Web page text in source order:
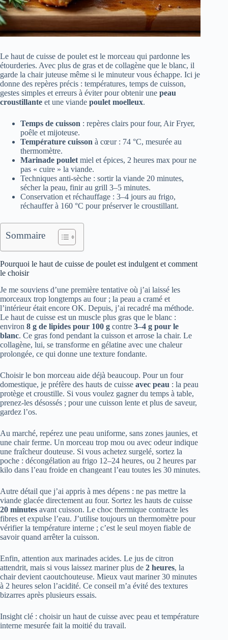
Le haut de cuisse de poulet est le morceau qui pardonne les
étourderies. Avec plus de gras et de collagène que le blanc, il
garde la chair juteuse même si le minuteur vous échappe. Ici je
donne des repères précis : températures, temps de cuisson,
gestes simples et erreurs à éviter pour obtenir une peau
croustillante et une viande poulet moelleux.
Temps de cuisson : repères clairs pour four, Air Fryer,
poêle et mijoteuse.
Température cuisson à cœur : 74 °C, mesurée au
thermomètre.
Marinade poulet miel et épices, 2 heures max pour ne
pas « cuire » la viande.
Techniques anti-sèche : sortir la viande 20 minutes,
sécher la peau, finir au grill 3–5 minutes.
Conservation et réchauffage : 3–4 jours au frigo,
réchauffer à 160 °C pour préserver le croustillant.
Sommaire
Pourquoi le haut de cuisse de poulet est indulgent et comment
le choisir
Je me souviens d’une première tentative où j’ai laissé les
morceaux trop longtemps au four ; la peau a cramé et
l’intérieur était encore OK. Depuis, j’ai recadré ma méthode.
Le haut de cuisse est un muscle plus gras que le blanc :
environ 8 g de lipides pour 100 g contre 3–4 g pour le
blanc. Ce gras fond pendant la cuisson et arrose la chair. Le
collagène, lui, se transforme en gélatine avec une chaleur
prolongée, ce qui donne une texture fondante.
Choisir le bon morceau aide déjà beaucoup. Pour un four
domestique, je préfère des hauts de cuisse avec peau : la peau
protège et croustille. Si vous voulez gagner du temps à table,
prenez-les désossés ; pour une cuisson lente et plus de saveur,
gardez l’os.
Au marché, repérez une peau uniforme, sans zones jaunies, et
une chair ferme. Un morceau trop mou ou avec odeur indique
une fraîcheur douteuse. Si vous achetez surgelé, sortez la
poche : décongélation au frigo 12–24 heures, ou 2 heures par
kilo dans l’eau froide en changeant l’eau toutes les 30 minutes.
Autre détail que j’ai appris à mes dépens : ne pas mettre la
viande glacée directement au four. Sortez les hauts de cuisse
20 minutes avant cuisson. Le choc thermique contracte les
fibres et expulse l’eau. J’utilise toujours un thermomètre pour
vérifier la température interne ; c’est le seul moyen fiable de
savoir quand arrêter la cuisson.
Enfin, attention aux marinades acides. Le jus de citron
attendrit, mais si vous laissez mariner plus de 2 heures, la
chair devient caoutchouteuse. Mieux vaut mariner 30 minutes
à 2 heures selon l’acidité. Ce conseil m’a évité des textures
bizarres après plusieurs essais.
Insight clé : choisir un haut de cuisse avec peau et température
interne mesurée fait la moitié du travail.